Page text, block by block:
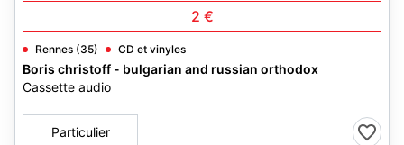
2 €
Rennes (35) CD et vinyles
Boris christoff - bulgarian and russian orthodox
Cassette audio
Particulier